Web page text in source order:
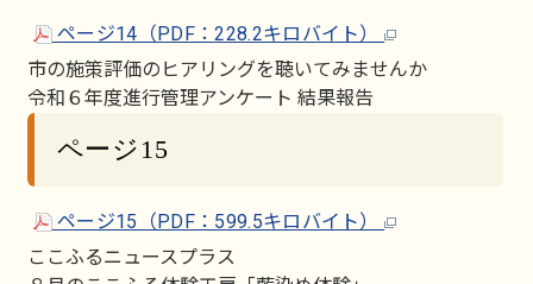
ページ14（PDF：228.2キロバイト）
市の施策評価のヒアリングを聴いてみませんか
令和６年度進行管理アンケート 結果報告
ページ15
ページ15（PDF：599.5キロバイト）
ここふるニュースプラス